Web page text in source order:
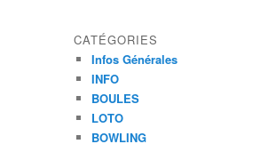
CATÉGORIES
Infos Générales
INFO
BOULES
LOTO
BOWLING